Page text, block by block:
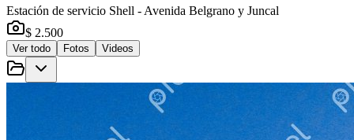
Estación de servicio Shell - Avenida Belgrano y Juncal
$ 2.500
Ver todo Fotos Videos